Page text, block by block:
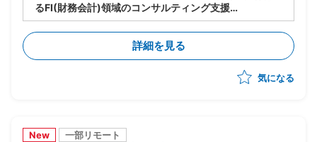
るFI(財務会計)領域のコンサルティング支援
・ベンダー側、SAPコンサルタントポジション
・財務会計管理および決算処理に関するコンサルティン
・固定資産管理、建設仮勘定領域の要件定義、設計支援
・SD、MM、FICOモジュール間の連携要件整理、調整
詳細を見る
気になる
New 一部リモート